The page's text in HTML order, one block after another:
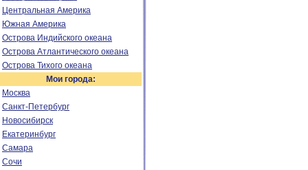
Центральная Америка
Южная Америка
Острова Индийского океана
Острова Атлантического океана
Острова Тихого океана
Мои города:
Москва
Санкт-Петербург
Новосибирск
Екатеринбург
Самара
Сочи